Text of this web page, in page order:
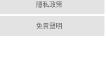
隱私政策
免責聲明